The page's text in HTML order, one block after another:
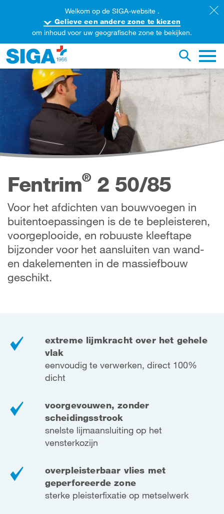
de website
Fentrim®2 50/85
Voor het afdichten van bouwvoegen in
buitentoepassingen is de te bepleisteren,
voorgeplooide, en robuuste kleeftape
bijzonder voor het aansluiten van wand-
en dakelementen in de massiefbouw
geschikt.
extreme lijmkracht over het gehele
vlak
eenvoudig te verwerken, direct 100%
dicht
voorgevouwen, zonder
scheidingsstrook
snelste lijmaansluiting op het
vensterkozijn
overpleisterbaar vlies met
geperforeerde zone
sterke pleisterfixatie op metselwerk
Welkom op de SIGA-website .
Gelieve een andere zone te kiezen
om inhoud voor uw geografische zone te bekijken.